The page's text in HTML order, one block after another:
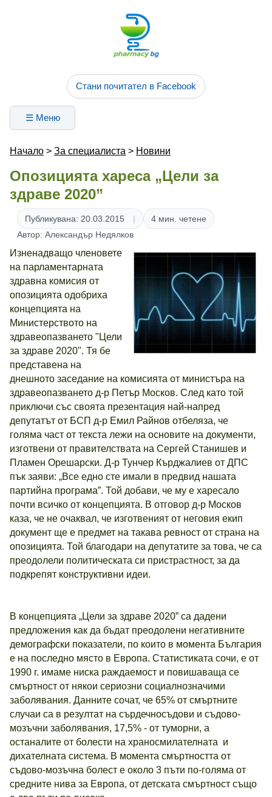
Стани почитател в Facebook
☰ Меню
Начало > За специалиста > Новини
Опозицията хареса „Цели за
здраве 2020”
Публикувана: 20.03.2015
4 мин. четене
Автор: Александър Недялков
Изненадващо членовете
на парламентарната
здравна комисия от
опозицията одобриха
концепцията на
Министерството на
здравеопазването "Цели
за здраве 2020". Тя бе
представена на
днешното заседание на комисията от министъра на
здравеопазването д-р Петър Москов. След като той
приключи със своята презентация най-напред
депутатът от БСП д-р Емил Райнов отбеляза, че
голяма част от текста лежи на основите на документи,
изготвени от правителствата на Сергей Станишев и
Пламен Орешарски. Д-р Тунчер Кърджалиев от ДПС
пък заяви: „Все едно сте имали в предвид нашата
партийна програма”. Той добави, че му е харесало
почти всичко от концепцията. В отговор д-р Москов
каза, че не очаквал, че изготвеният от неговия екип
документ ще е предмет на такава ревност от страна на
опозицията. Той благодари на депутатите за това, че са
преодолели политическата си пристрастност, за да
подкрепят конструктивни идеи.
В концепцията „Цели за здраве 2020” са дадени
предложения как да бъдат преодолени негативните
демографски показатели, по които в момента България
е на последно място в Европа. Статистиката сочи, е от
1990 г. имаме ниска раждаемост и повишаваща се
смъртност от някои сериозни социалнозначими
заболявания. Данните сочат, че 65% от смъртните
случаи са в резултат на сърдечносъдови и съдово-
мозъчни заболявания, 17,5% - от туморни, а
останалите от болести на храносмилателната и
дихателната система. В момента смъртността от
съдово-мозъчна болест е около 3 пъти по-голяма от
средните нива за Европа, от детската смъртност също